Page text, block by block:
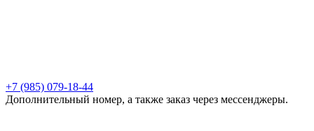
+7 (985) 079-18-44
Дополнительный номер, а также заказ через мессенджеры.